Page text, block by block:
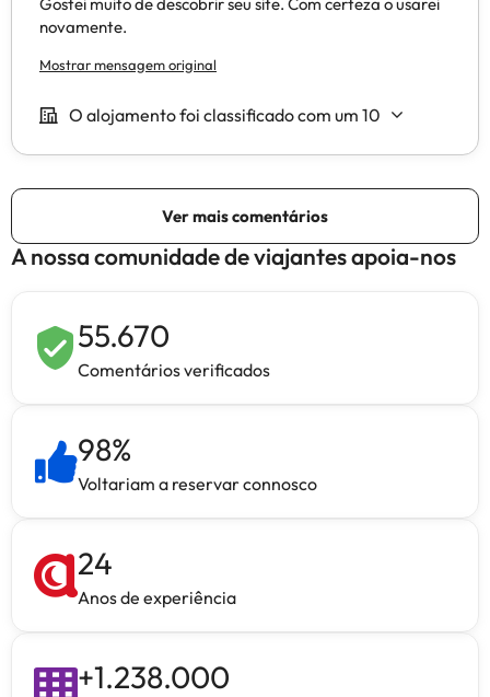
A nossa comunidade de viajantes apoia-nos
55.670
Comentários verificados
98%
Voltariam a reservar connosco
24
Anos de experiência
+1.238.000